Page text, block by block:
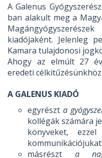
A Galenus
ban alakult meg a
kiadójaként. Jelenleg
Kamara tulajdonosi
Ahogy az elmúlt 27
eredeti
A GALENUS KIADÓ
egyrészta
kollégák számára
könyveket,
másrészt a